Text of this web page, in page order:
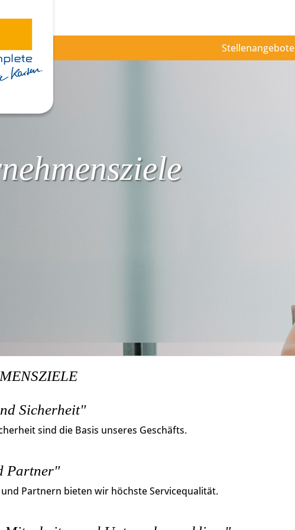
Stellenangebote
Sicherheit"
sind die Basis unseres Geschäfts.
Partner"
Partnern bieten wir höchste Servicequalität.